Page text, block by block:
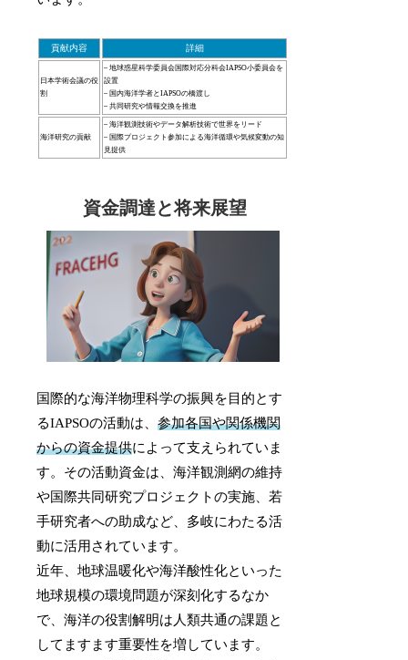
貢献内容 詳細
日本学術会議の役
割
– 地球惑星科学委員会国際対応分科会IAPSO小委員会を
設置
– 国内海洋学者とIAPSOの橋渡し
– 共同研究や情報交換を推進
海洋研究の貢献
– 海洋観測技術やデータ解析技術で世界をリード
– 国際プロジェクト参加による海洋循環や気候変動の知
見提供
資金調達と将来展望
国際的な海洋物理科学の振興を目的とす
るIAPSOの活動は、参加各国や関係機関
からの資金提供によって支えられていま
す。その活動資金は、海洋観測網の維持
や国際共同研究プロジェクトの実施、若
手研究者への助成など、多岐にわたる活
動に活用されています。
近年、地球温暖化や海洋酸性化といった
地球規模の環境問題が深刻化するなか
で、海洋の役割解明は人類共通の課題と
してますます重要性を増しています。